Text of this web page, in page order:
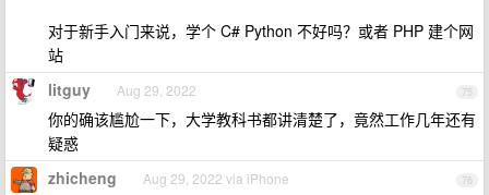
对于新手入门来说，学个 C# Python 不好吗？或者 PHP 建个网
站
75
litguy Aug 29, 2022
你的确该尴尬一下，大学教科书都讲清楚了，竟然工作几年还有
疑惑
76
zhicheng Aug 29, 2022 via iPhone